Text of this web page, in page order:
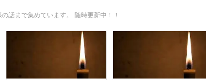
話まで集めています。 随時更新中！！